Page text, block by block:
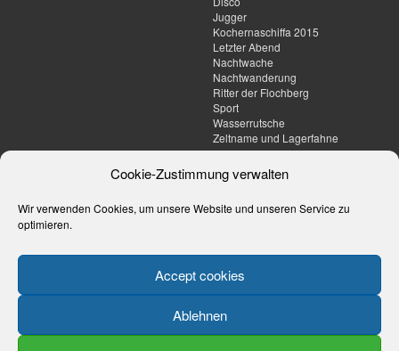
Cookie-Zustimmung verwalten
Wir verwenden Cookies, um unsere Website und unseren Service zu
optimieren.
Accept cookies
Ablehnen
Jugger
Kochernaschiffa 2015
Letzter Abend
Nachtwache
Nachtwanderung
Ritter der Flochberg
Sport
Wasserrutsche
Zeltname und Lagerfahne
Die Skihütte
Eiwaldhütte
Gießteich
Neumühlsee
Wanderparkplatz
Tagesberichte
dieses Jahr in Instagram-Stories